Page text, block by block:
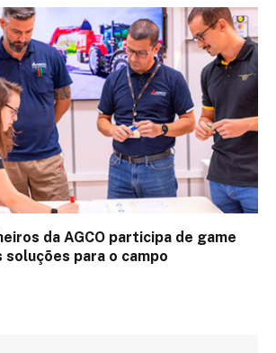
da AGCO participa de game
soluções para o campo